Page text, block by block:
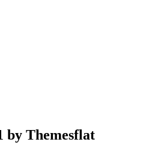
by Themesflat